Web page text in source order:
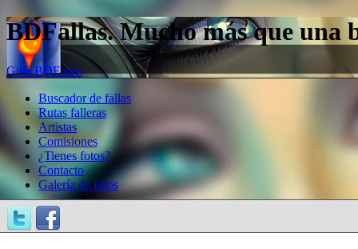
BDFallas. Mucho más que una
Guía BDFallas
Buscador de fallas
Rutas falleras
Artistas
Comisiones
¿Tienes fotos?
Contacto
Galería de fotos